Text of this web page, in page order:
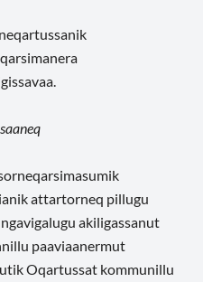
attartorneq pillugu
akiligassanut
paaviaanermut
Oqartussat kommunillu